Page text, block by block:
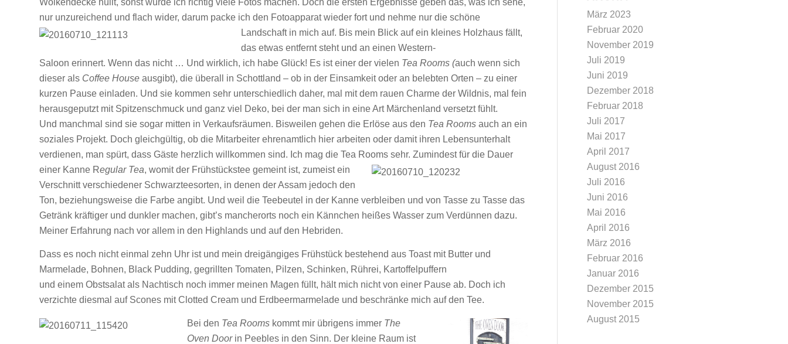
Wolkendecke hüllt, sonst würde ich richtig viele Fotos machen. Doch die ersten Ergebnisse geben das, was ich sehe,
nur unzureichend und flach wider, darum packe ich den Fotoapparat wieder fort und nehme nur die schöne
Landschaft in mich auf. Bis mein Blick auf ein kleines Holzhaus fällt,
das etwas entfernt steht und an einen Western-
Saloon erinnert. Wenn das nicht … Und wirklich, ich habe Glück! Es ist einer der vielen Tea Rooms (auch wenn sich
dieser als Coffee House ausgibt), die überall in Schottland – ob in der Einsamkeit oder an belebten Orten – zu einer
kurzen Pause einladen. Und sie kommen sehr unterschiedlich daher, mal mit dem rauen Charme der Wildnis, mal fein
herausgeputzt mit Spitzenschmuck und ganz viel Deko, bei der man sich in eine Art Märchenland versetzt fühlt.
Und manchmal sind sie sogar mitten in Verkaufsräumen. Bisweilen gehen die Erlöse aus den Tea Rooms auch an ein
soziales Projekt. Doch gleichgültig, ob die Mitarbeiter ehrenamtlich hier arbeiten oder damit ihren Lebensunterhalt
verdienen, man spürt, dass Gäste herzlich willkommen sind. Ich mag die Tea Rooms sehr. Zumindest für die Dauer
einer Kanne Regular Tea, womit der Frühstückstee gemeint ist, zumeist ein
Verschnitt verschiedener Schwarzteesorten, in denen der Assam jedoch den
Ton, beziehungsweise die Farbe angibt. Und weil die Teebeutel in der Kanne verbleiben und von Tasse zu Tasse das
Getränk kräftiger und dunkler machen, gibt’s mancherorts noch ein Kännchen heißes Wasser zum Verdünnen dazu.
Meiner Erfahrung nach vor allem in den Highlands und auf den Hebriden.
Dass es noch nicht einmal zehn Uhr ist und mein dreigängiges Frühstück bestehend aus Toast mit Butter und
Marmelade, Bohnen, Black Pudding, gegrillten Tomaten, Pilzen, Schinken, Rührei, Kartoffelpuffern
und einem Obstsalat als Nachtisch noch immer meinen Magen füllt, hält mich nicht von einer Pause ab. Doch ich
verzichte diesmal auf Scones mit Clotted Cream und Erdbeermarmelade und beschränke mich auf den Tee.
Bei den Tea Rooms kommt mir übrigens immer The
Oven Door in Peebles in den Sinn. Der kleine Raum ist
März 2023
Februar 2020
November 2019
Juli 2019
Juni 2019
Dezember 2018
Februar 2018
Juli 2017
Mai 2017
April 2017
August 2016
Juli 2016
Juni 2016
Mai 2016
April 2016
März 2016
Februar 2016
Januar 2016
Dezember 2015
November 2015
August 2015